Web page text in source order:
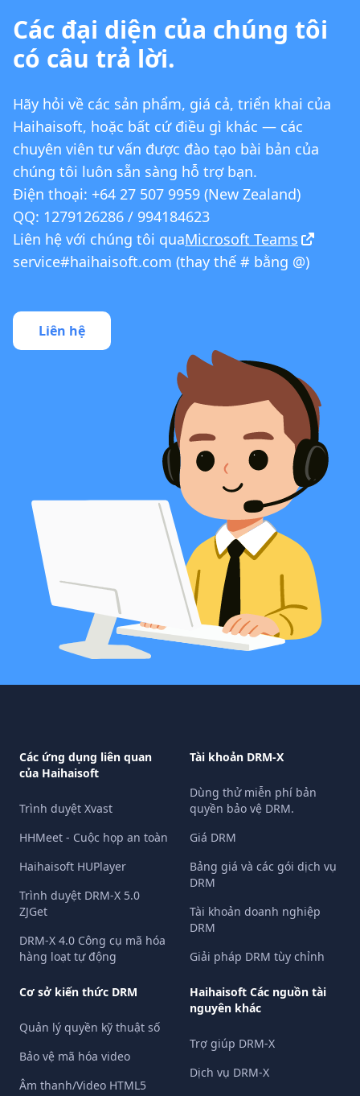
Các đại diện của chúng tôi
có câu trả lời.
Hãy hỏi về các sản phẩm, giá cả, triển khai của
Haihaisoft, hoặc bất cứ điều gì khác — các
chuyên viên tư vấn được đào tạo bài bản của
chúng tôi luôn sẵn sàng hỗ trợ bạn.
Điện thoại: +64 27 507 9959 (New Zealand)
QQ: 1279126286 / 994184623
Liên hệ với chúng tôi quaMicrosoft Teams
service#haihaisoft.com (thay thế # bằng @)
Liên hệ
Các ứng dụng liên quan
của Haihaisoft
Trình duyệt Xvast
HHMeet - Cuộc họp an toàn
Haihaisoft HUPlayer
Trình duyệt DRM-X 5.0
ZJGet
DRM-X 4.0 Công cụ mã hóa
hàng loạt tự động
Tài khoản DRM-X
Dùng thử miễn phí bản
quyền bảo vệ DRM.
Giá DRM
Bảng giá và các gói dịch vụ
DRM
Tài khoản doanh nghiệp
DRM
Giải pháp DRM tùy chỉnh
Cơ sở kiến ​​thức DRM
Quản lý quyền kỹ thuật số
Bảo vệ mã hóa video
Âm thanh/Video HTML5
Haihaisoft Các nguồn tài
nguyên khác
Trợ giúp DRM-X
Dịch vụ DRM-X